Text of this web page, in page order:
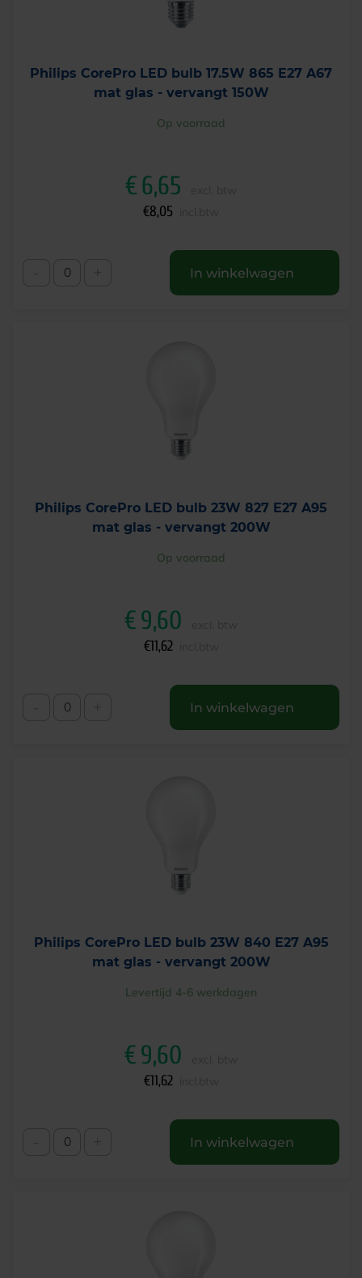
Philips CorePro LED bulb 17.5W 865 E27 A67
mat glas - vervangt 150W
Op voorraad
€6,65
€8,05
In winkelwagen
Philips CorePro LED bulb 23W 827 E27 A95
mat glas - vervangt 200W
Op voorraad
€9,60
€11,62
In winkelwagen
Philips CorePro LED bulb 23W 840 E27 A95
mat glas - vervangt 200W
Levertijd 4-6 werkdagen
€9,60
€11,62
In winkelwagen